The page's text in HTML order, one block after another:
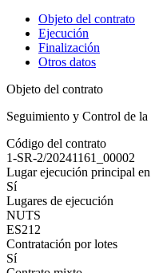
Objeto del contrato
Ejecución
Finalización
Otros datos
Objeto del contrato
Seguimiento y Control de la
Código del contrato
1-SR-2/20241161_00002
Lugar ejecución principal
Sí
Lugares de ejecución
NUTS
ES212
Contratación por lotes
Sí